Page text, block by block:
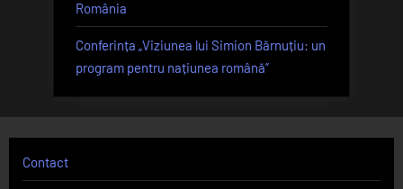
România
Conferința „Viziunea lui Simion Bărnuțiu: un
program pentru națiunea română”
Contact